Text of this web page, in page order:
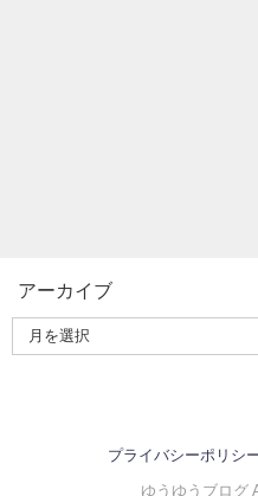
アーカイブ
プライバシーポリシ
ゆうゆうブログ